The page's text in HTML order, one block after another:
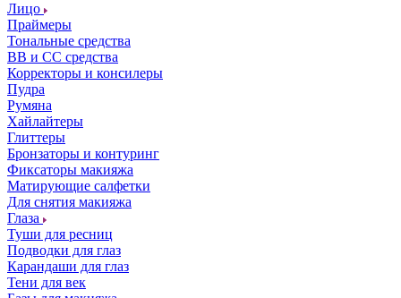
Лицо
Праймеры
Тональные средства
ВВ и СС средства
Корректоры и консилеры
Пудра
Румяна
Хайлайтеры
Глиттеры
Бронзаторы и контуринг
Фиксаторы макияжа
Матирующие салфетки
Для снятия макияжа
Глаза
Туши для ресниц
Подводки для глаз
Карандаши для глаз
Тени для век